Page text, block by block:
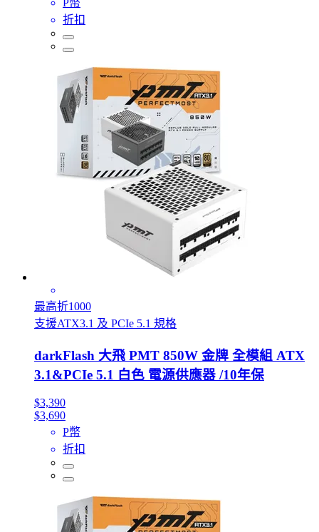
P幣
折扣
最高折1000
支援ATX3.1 及 PCIe 5.1 規格
darkFlash 大飛 PMT 850W 金牌 全模組 ATX
3.1&PCIe 5.1 白色 電源供應器 /10年保
$3,390
$3,690
P幣
折扣